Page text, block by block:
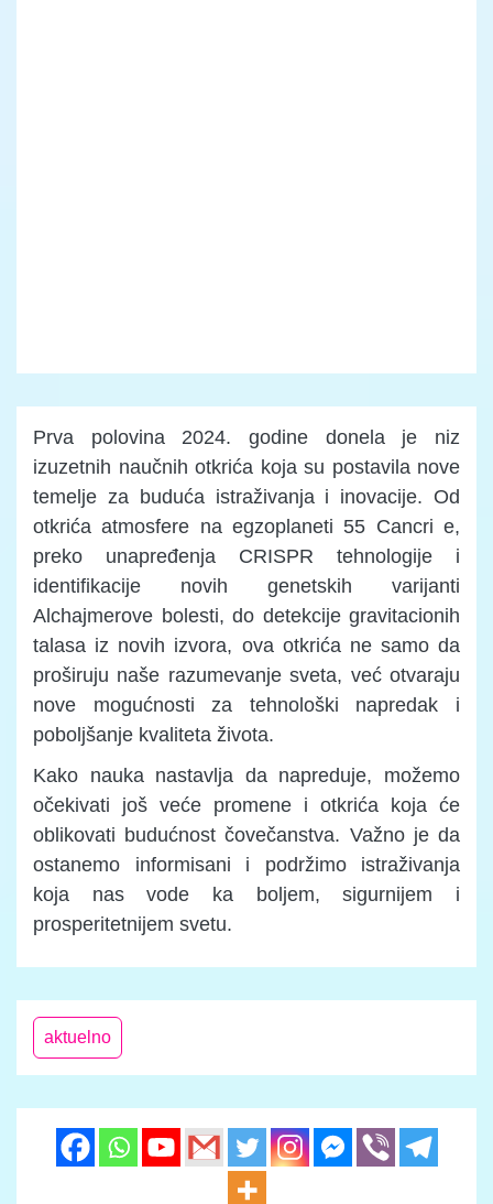
Prva polovina 2024. godine donela je niz
izuzetnih naučnih otkrića koja su postavila nove
temelje za buduća istraživanja i inovacije. Od
otkrića atmosfere na egzoplaneti 55 Cancri e,
preko unapređenja CRISPR tehnologije i
identifikacije novih genetskih varijanti
Alchajmerove bolesti, do detekcije gravitacionih
talasa iz novih izvora, ova otkrića ne samo da
proširuju naše razumevanje sveta, već otvaraju
nove mogućnosti za tehnološki napredak i
poboljšanje kvaliteta života.
Kako nauka nastavlja da napreduje, možemo
očekivati još veće promene i otkrića koja će
oblikovati budućnost čovečanstva. Važno je da
ostanemo informisani i podržimo istraživanja
koja nas vode ka boljem, sigurnijem i
prosperitetnijem svetu.
aktuelno